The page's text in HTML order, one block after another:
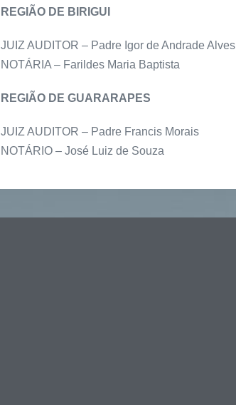
REGIÃO DE BIRIGUI
JUIZ AUDITOR – Padre Igor de Andrade Alves
NOTÁRIA – Farildes Maria Baptista
REGIÃO DE GUARARAPES
JUIZ AUDITOR – Padre Francis Morais
NOTÁRIO – José Luiz de Souza